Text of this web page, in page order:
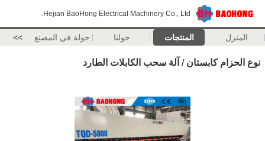
Hejian BaoHong Electrical Machinery Co., Ltd.
المنزل المنتجات حولنا جولة في المصنع >>
نوع الحزام كابستان / آلة سحب الكابلات الطارد